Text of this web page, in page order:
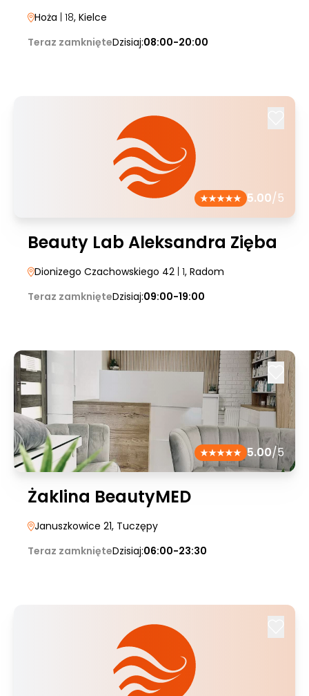
Hoża | 18, Kielce
Teraz zamknięteDzisiaj:08:00-20:00
5.00/5
Beauty Lab Aleksandra Zięba
Dionizego Czachowskiego 42 | 1, Radom
Teraz zamknięteDzisiaj:09:00-19:00
5.00/5
Żaklina BeautyMED
Januszkowice 21, Tuczępy
Teraz zamknięteDzisiaj:06:00-23:30